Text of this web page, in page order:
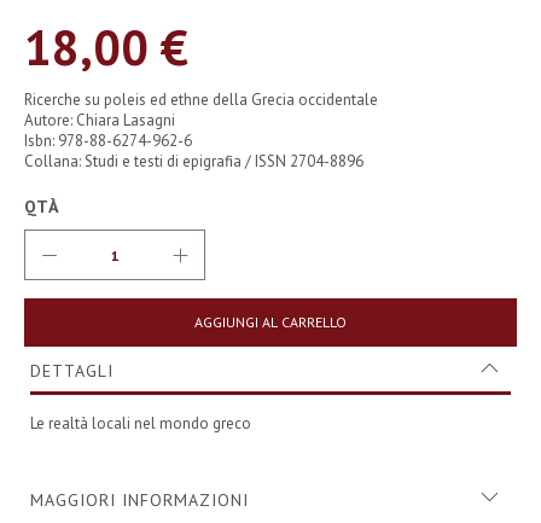
immagini
18,00 €
Ricerche su poleis ed ethne della Grecia occidentale
Autore: Chiara Lasagni
Isbn: 978-88-6274-962-6
Collana: Studi e testi di epigrafia / ISSN 2704-8896
QTÀ
AGGIUNGI AL CARRELLO
DETTAGLI
Le realtà locali nel mondo greco
MAGGIORI INFORMAZIONI